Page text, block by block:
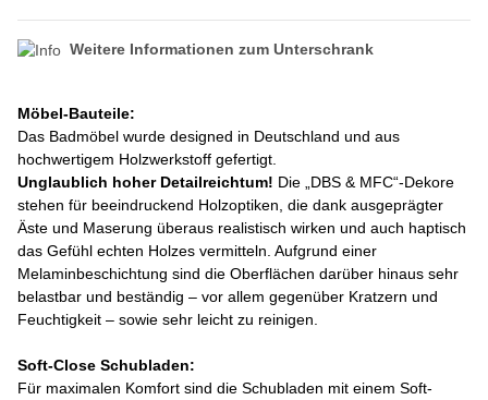
Weitere Informationen zum Unterschrank
Möbel-Bauteile:
Das Badmöbel wurde designed in Deutschland und aus
hochwertigem Holzwerkstoff gefertigt.
Unglaublich hoher Detailreichtum! Die „DBS & MFC“-Dekore
stehen für beeindruckend Holzoptiken, die dank ausgeprägter
Äste und Maserung überaus realistisch wirken und auch haptisch
das Gefühl echten Holzes vermitteln. Aufgrund einer
Melaminbeschichtung sind die Oberflächen darüber hinaus sehr
belastbar und beständig – vor allem gegenüber Kratzern und
Feuchtigkeit – sowie sehr leicht zu reinigen.
Soft-Close Schubladen:
Für maximalen Komfort sind die Schubladen mit einem Soft-